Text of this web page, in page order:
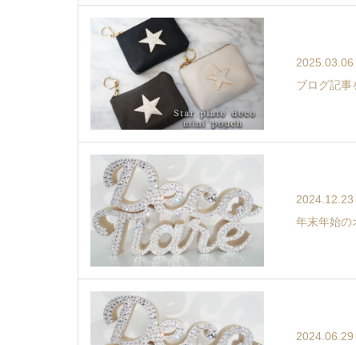
2025.03.06
ブログ記事
2024.12.23
年末年始の
2024.06.29